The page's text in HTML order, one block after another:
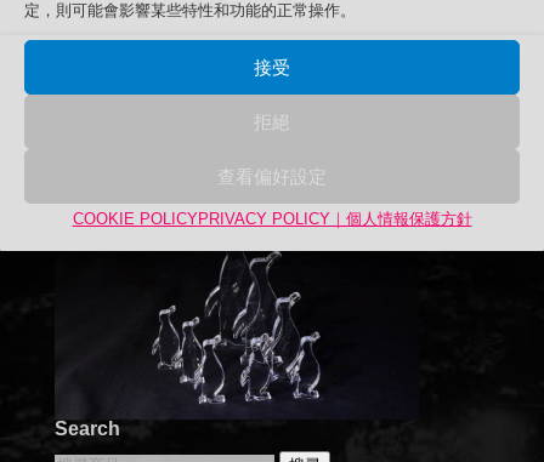
定，則可能會影響某些特性和功能的正常操作。
接受
拒絕
查看偏好設定
COOKIE POLICYPRIVACY POLICY｜個人情報保護方針
Search